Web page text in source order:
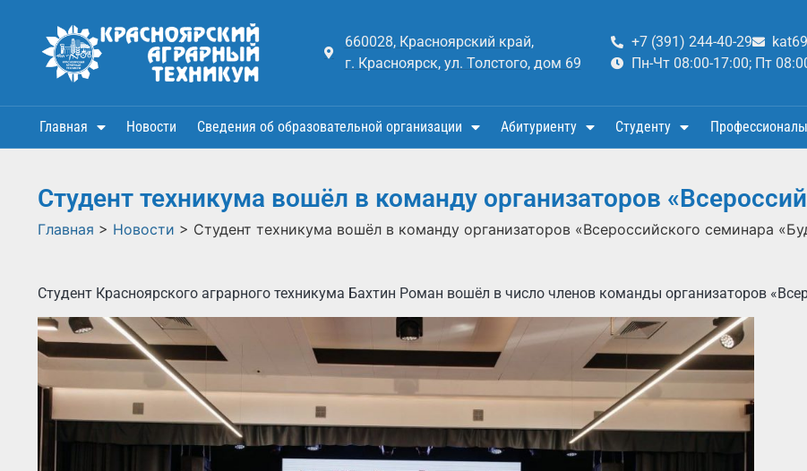
660028, Красноярский край,
г. Красноярск, ул. Толстого, дом 69
+7 (391) 244-40-29
Пн-Чт 08:00-17:00; Пт
Главная Новости Сведения об образовательной организации Абитуриенту Студенту Профессионалы
Студент техникума вошёл в команду организаторов
Главная > Новости > Студент техникума вошёл в команду организаторов «Всероссийского семинара
Студент Красноярского аграрного техникума Бахтин Роман вошёл в число членов команды организаторов